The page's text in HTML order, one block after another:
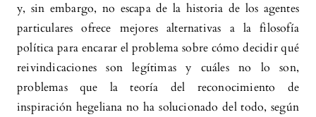
y, sin embargo, no escapa de la historia de los agentes
particulares ofrece mejores alternativas a la filosofía
política para encarar el problema sobre cómo decidir qué
reivindicaciones son legítimas y cuáles no lo son,
problemas que la teoría del reconocimiento de
inspiración hegeliana no ha solucionado del todo, según